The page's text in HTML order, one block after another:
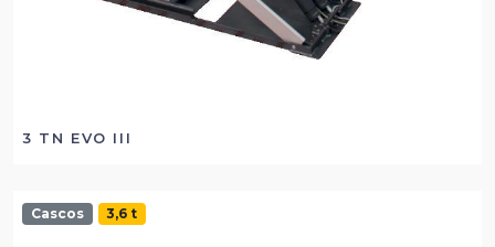
3 TN EVO III
Cascos 3,6 t